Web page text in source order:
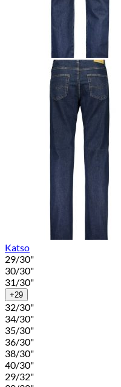
Katso
29/30"
30/30"
31/30"
+29
32/30"
34/30"
35/30"
36/30"
38/30"
40/30"
29/32"